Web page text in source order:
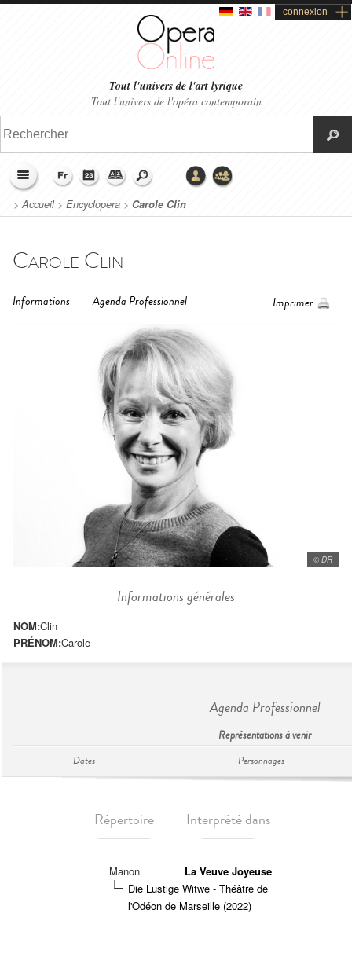
connexion
Tout l'univers de l'art lyrique
Tout l'univers de l'opéra contemporain
>Accueil> Encyclopera > Carole Clin
Carole Clin
Informations Agenda Professionnel Imprimer
© DR
Informations générales
NOM:Clin
PRÉNOM:Carole
Agenda Professionnel
Représentations à venir
Dates Personnages
Répertoire Interprété dans
Manon
La Veuve Joyeuse
Die Lustige Witwe - Théâtre de
l'Odéon de Marseille (2022)